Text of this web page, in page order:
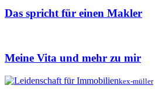
Das spricht für einen Makler
Meine Vita und mehr zu mir
kex-müller